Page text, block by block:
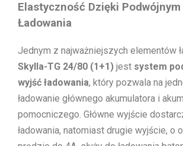
Elastyczność Dzięki
Ładowania
Jednym z najważniejszych elementów
Skylla-TG 24/80 (1+1) jest system
wyjść ładowania, który pozwala na
ładowanie głównego akumulatora i
pomocniczego. Główne wyjście
ładowania, natomiast drugie wyjście, o